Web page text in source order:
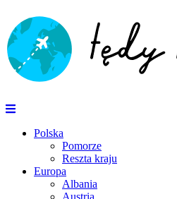
Polska
Pomorze
Reszta kraju
Europa
Albania
Austria